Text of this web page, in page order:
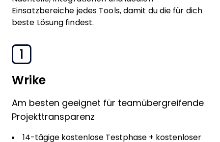
Einsatzbereiche jedes Tools, damit du die für dich
beste Lösung findest.
1
Wrike
Am besten geeignet für teamübergreifende
Projekttransparenz
14-tägige kostenlose Testphase + kostenloser